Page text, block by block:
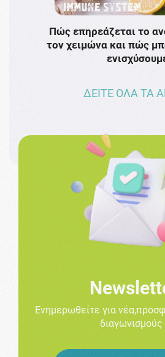
Πώς επηρεάζεται το
τον χειμώνα και πώς
ΔΕΙΤΕ ΟΛΑ ΤΑ
Ενημερωθείτε για
διαγωνισμούς